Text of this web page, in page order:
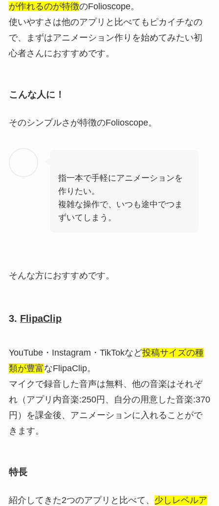
が作れるのが特徴のFolioscope。
使いやすさは他のアプリと比べてもピカイチなの
で、まずはアニメーション作りを始めてみたい初
心者さんにおすすめです。
こんな人に！
そのシンプルさが特徴のFolioscope。
指一本で手軽にアニメーションを
作りたい。
複雑な操作で、いつも途中でつま
ずいてしまう。
そんな方におすすめです。
3. FlipaClip
YouTube・Instagram・TikTokなど投稿サイズの種
類が豊富なFlipaClip。
マイクで録音した音声は無料、他の音楽はそれぞ
れ（アプリ内音楽:250円、自分の用意した音楽:370
円）を課金後、アニメーションに入れることがで
きます。
特長
紹介してきた2つのアプリと比べて、 少しレベルア